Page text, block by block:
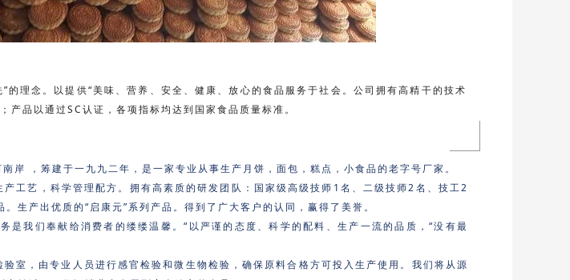
的理念。以提供“美味、营养、安全、健康、放心的食品服务于社会。公司拥有高精干的技术
产品以通过SC认证，各项指标均达到国家食品质量标准。
岸 ，筹建于一九九二年，是一家专业从事生产月饼，面包，糕点，小食品的老字号厂家。
工艺，科学管理配方。拥有高素质的研发团队：国家级高级技师1名、二级技师2名、技工2
生产出优质的“启康元”系列产品。得到了广大客户的认同，赢得了美誉。
我们奉献给消费者的缕缕温馨。“以严谨的态度、科学的配料、生产一流的品质，“没有最
室，由专业人员进行感官检验和微生物检验，确保原料合格方可投入生产使用。我们将从源